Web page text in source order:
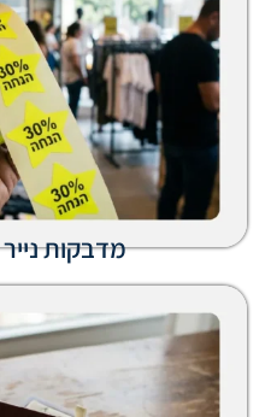
מדבקות נייר רדיאנט זוהר